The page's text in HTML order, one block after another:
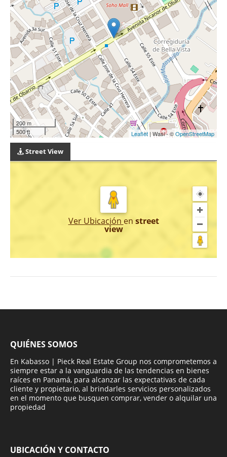
200 m
500 ft
Leaflet | Wasi - ©OpenStreetMap
Street View
Ver Ubicación en street
view
QUIÉNES SOMOS
En Kabasso | Pieck Real Estate Group nos comprometemos a
siempre estar a la vanguardia de las tendencias en bienes
raíces en Panamá, para alcanzar las expectativas de cada
cliente y propietario, al brindarles servicios personalizados
en el momento que busquen comprar, vender o alquilar una
propiedad
UBICACIÓN Y CONTACTO